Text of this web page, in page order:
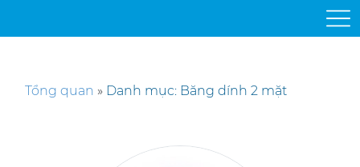
Tổng quan » Danh mục: Băng dính 2 mặt